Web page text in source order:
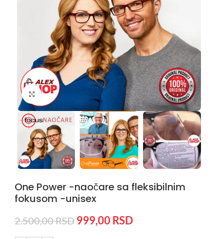
Kliknite da uvećate
One Power -naočare sa fleksibilnim
fokusom -unisex
2.500,00RSD 999,00RSD